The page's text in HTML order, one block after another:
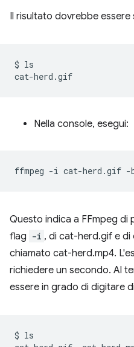
Il risultato dovrebbe essere
$ ls
Nella console, esegui:
ffmpeg -i cat-herd.gif -
Questo indica a FFmpeg di
flag -i , di cat-herd.gif e di
chiamato cat-herd.mp4.
richiedere un secondo. Al
essere in grado di digitare
$ ls